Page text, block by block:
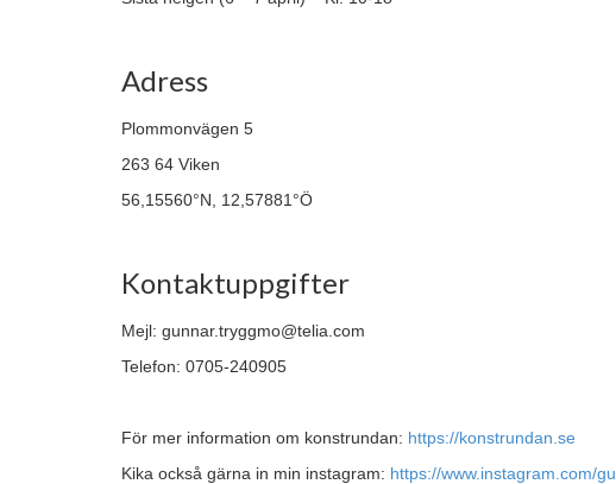
Adress
Plommonvägen 5
263 64 Viken
56,15560°N, 12,57881°Ö
Kontaktuppgifter
Mejl: gunnar.tryggmo@telia.com
Telefon: 0705-240905
För mer information om konstrundan: https://konstrundan.se
Kika också gärna in min instagram: https://www.instagram.com/